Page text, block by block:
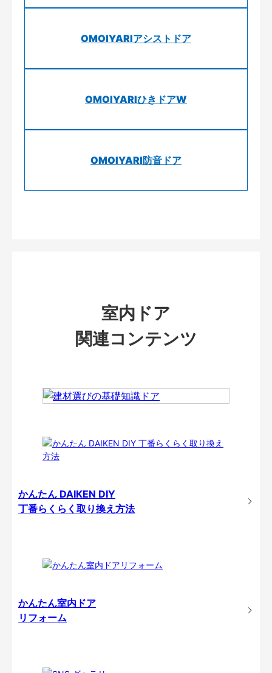
OMOIYARIアシストドア
OMOIYARIひきドアW
OMOIYARI防音ドア
室内ドア
関連コンテンツ
かんたん DAIKEN DIY
丁番らくらく取り換え方法
かんたん室内ドア
リフォーム